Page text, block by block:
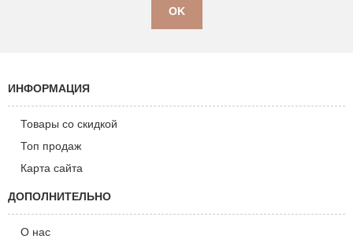
ИНФОРМАЦИЯ
Товары со скидкой
Топ продаж
Карта сайта
ДОПОЛНИТЕЛЬНО
О нас